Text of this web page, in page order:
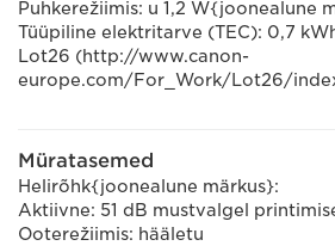
Puhkerežiimis: u 1,2 W{joonealune
Tüüpiline elektritarve (TEC): 0,7
Lot26 (http://www.canon-
europe.com/For_Work/Lot26/
Müratasemed
Helirõhk{joonealune märkus}:
Aktiivne: 51 dB mustvalgel
Ooterežiimis: hääletu